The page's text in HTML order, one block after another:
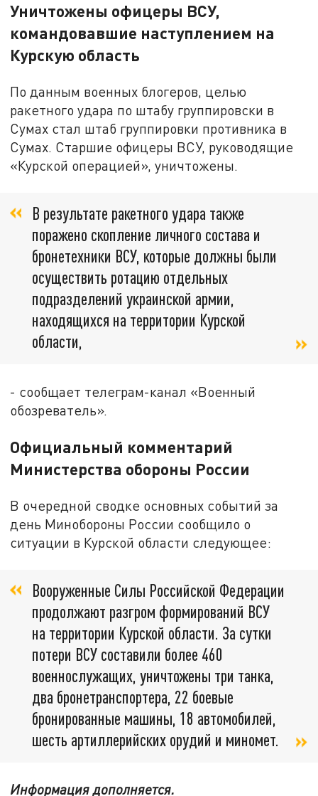
Уничтожены офицеры ВСУ,
командовавшие наступлением на
Курскую область
По данным военных блогеров, целью
ракетного удара по штабу группировски в
Сумах стал штаб группировки противника в
Сумах. Старшие офицеры ВСУ, руководящие
«Курской операцией», уничтожены.
В результате ракетного удара также
поражено скопление личного состава и
бронетехники ВСУ, которые должны были
осуществить ротацию отдельных
подразделений украинской армии,
находящихся на территории Курской
области,
- сообщает телеграм-канал «Военный
обозреватель».
Официальный комментарий
Министерства обороны России
В очередной сводке основных событий за
день Минобороны России сообщило о
ситуации в Курской области следующее:
Вооруженные Силы Российской Федерации
продолжают разгром формирований ВСУ
на территории Курской области. За сутки
потери ВСУ составили более 460
военнослужащих, уничтожены три танка,
два бронетранспортера, 22 боевые
бронированные машины, 18 автомобилей,
шесть артиллерийских орудий и миномет.
Информация дополняется.